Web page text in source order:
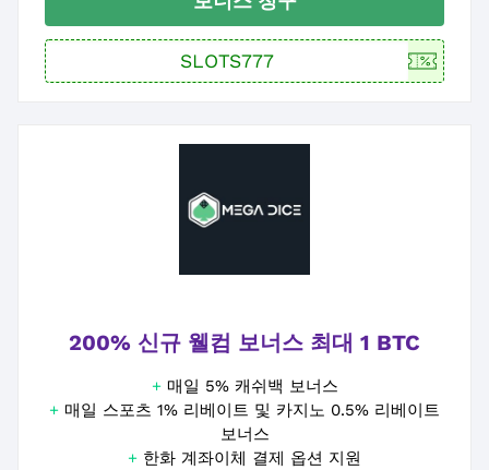
200% 신규 웰컴 보너스 최대 1 BTC
+ 매일 5% 캐쉬백 보너스
+ 매일 스포츠 1% 리베이트 및 카지노 0.5% 리베이트
보너스
+ 한화 계좌이체 결제 옵션 지원